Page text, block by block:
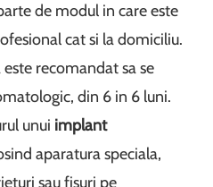
de modul in care este
cat si la domiciliu.
recomandat sa se
din 6 in 6 luni.
unui implant
aparatura speciala,
sau fisuri pe